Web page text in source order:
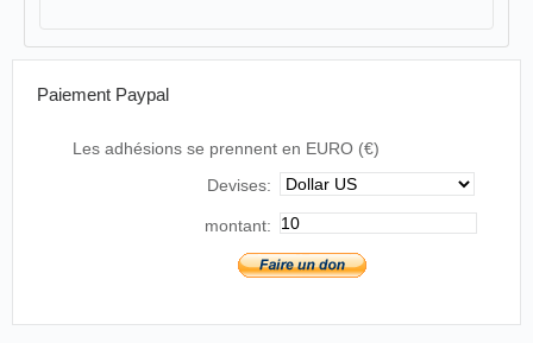
Paiement Paypal
Les adhésions se prennent en EURO (€)
Devises:
montant: